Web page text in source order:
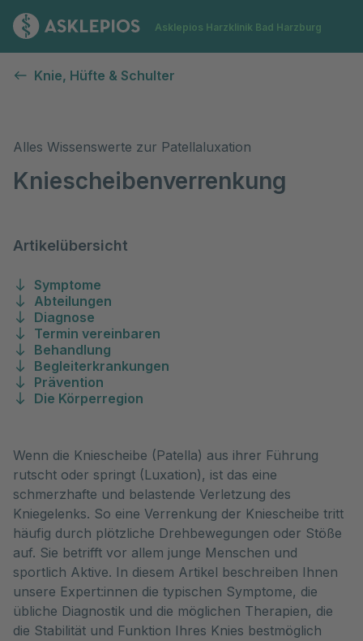
Zur Startseite
Asklepios Harzklinik Bad Harzburg
Knie, Hüfte & Schulter
Alles Wissenswerte zur Patellaluxation
Kniescheibenverrenkung
Artikelübersicht
Symptome
Abteilungen
Diagnose
Termin vereinbaren
Behandlung
Begleiterkrankungen
Prävention
Die Körperregion
Wenn die Kniescheibe (Patella) aus ihrer Führung
rutscht oder springt (Luxation), ist das eine
schmerzhafte und belastende Verletzung des
Kniegelenks. So eine Verrenkung der Kniescheibe tritt
häufig durch plötzliche Drehbewegungen oder Stöße
auf. Sie betrifft vor allem junge Menschen und
sportlich Aktive. In diesem Artikel beschreiben Ihnen
unsere Expert:innen die typischen Symptome, die
übliche Diagnostik und die möglichen Therapien, die
die Stabilität und Funktion Ihres Knies bestmöglich